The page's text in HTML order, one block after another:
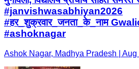
#janvishwasabhiyan2026
#हर_शुक्रवार_जनता_के_नाम
#ashoknagar
Ashok Nagar, Madhya Pradesh | Aug